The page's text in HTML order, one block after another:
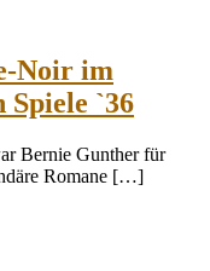
Noir im
Spiele `36
Bernie Gunther für
Romane […]